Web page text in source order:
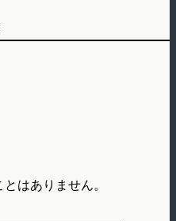
はありません。